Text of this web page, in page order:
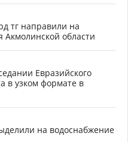
тг направили на
области
Евразийского
в узком формате в
на водоснабжение